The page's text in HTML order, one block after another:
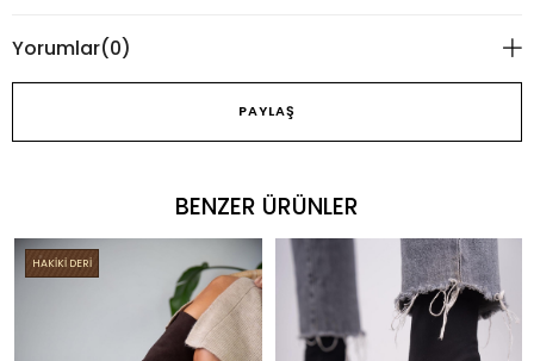
Yorumlar(0)
PAYLAŞ
BENZER ÜRÜNLER
HAKİKİ DERİ